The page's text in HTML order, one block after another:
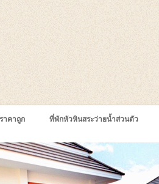
าคาถูก ที่พักหัวหินสระว่ายน้ำส่วนตัว